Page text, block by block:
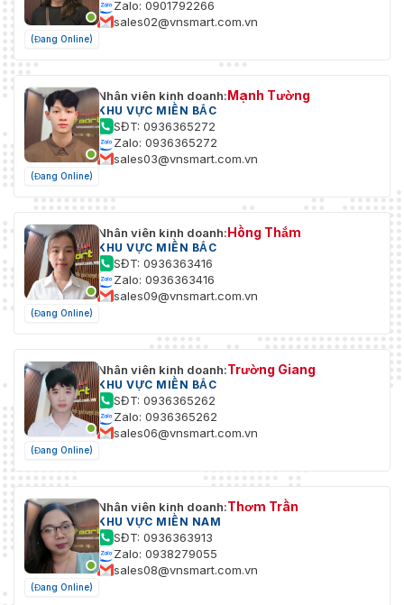
Đầu vào âm thanh: 1 kênh (Cổng
RCA)
3V–5V DC
Đầu ra báo động: 1 kênh: 300mA
12V DC
Nguồn điện 12V DC/PoE
Nhiệt độ hoạt động
–40°C đến +60°C (–40°F đến
+140°F)/Độ ẩm ≤ 95% RH
Nhiệt độ lưu trữ
–40°C đến +60°C (–40°F đến
+140°F)
Cấu trúc vỏ Kim loại
Kích thước
55 mm × Φ108.9 mm (2.2" ×
Φ4.3")
(Đang Online)
Zalo: 0901792266
sales02@vnsmart.com.vn
(Đang Online)
Nhân viên kinh doanh:Mạnh Tường
KHU VỰC MIỀN BẮC
SĐT: 0936365272
Zalo: 0936365272
sales03@vnsmart.com.vn
(Đang Online)
Nhân viên kinh doanh:Hồng Thắm
KHU VỰC MIỀN BẮC
SĐT: 0936363416
Zalo: 0936363416
sales09@vnsmart.com.vn
(Đang Online)
Nhân viên kinh doanh:Trường Giang
KHU VỰC MIỀN BẮC
SĐT: 0936365262
Zalo: 0936365262
sales06@vnsmart.com.vn
(Đang Online)
Nhân viên kinh doanh:Thơm Trần
KHU VỰC MIỀN NAM
SĐT: 0936363913
Zalo: 0938279055
sales08@vnsmart.com.vn